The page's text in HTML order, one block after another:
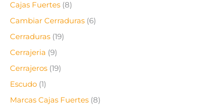
Cajas Fuertes (8)
Cambiar Cerraduras (6)
Cerraduras (19)
Cerrajeria (9)
Cerrajeros (19)
Escudo (1)
Marcas Cajas Fuertes (8)